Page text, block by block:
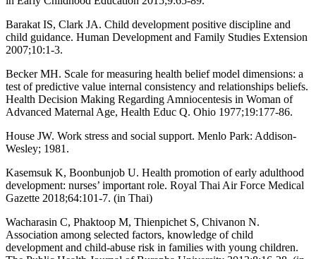
Barakat IS, Clark JA. Child development positive discipline and
child guidance. Human Development and Family Studies Extension
2007;10:1-3.
Becker MH. Scale for measuring health belief model dimensions: a
test of predictive value internal consistency and relationships beliefs.
Health Decision Making Regarding Amniocentesis in Woman of
Advanced Maternal Age, Health Educ Q. Ohio 1977;19:177-86.
House JW. Work stress and social support. Menlo Park: Addison-
Wesley; 1981.
Kasemsuk K, Boonbunjob U. Health promotion of early adulthood
development: nurses’ important role. Royal Thai Air Force Medical
Gazette 2018;64:101-7. (in Thai)
Wacharasin C, Phaktoop M, Thienpichet S, Chivanon N.
Association among selected factors, knowledge of child
development and child-abuse risk in families with young children.